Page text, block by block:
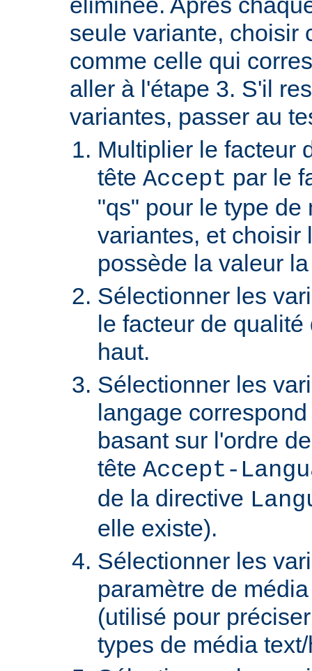
seule variante, choisir
comme celle qui
aller à l'étape 3. S'il
variantes, passer au
Multiplier le facteur
tête Accept par le
"qs" pour le type de
variantes, et choisir
possède la valeur
Sélectionner les
le facteur de
haut.
Sélectionner les
langage
basant sur l'ordre
tête Accept-
de la directive
elle existe).
Sélectionner les
paramètre de
(utilisé pour
types de média